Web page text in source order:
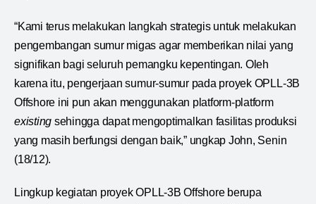
“Kami terus melakukan langkah strategis untuk melakukan
pengembangan sumur migas agar memberikan nilai yang
signifikan bagi seluruh pemangku kepentingan. Oleh
karena itu, pengerjaan sumur-sumur pada proyek OPLL-3B
Offshore ini pun akan menggunakan platform-platform
existing sehingga dapat mengoptimalkan fasilitas produksi
yang masih berfungsi dengan baik,” ungkap John, Senin
(18/12).
Lingkup kegiatan proyek OPLL-3B Offshore berupa